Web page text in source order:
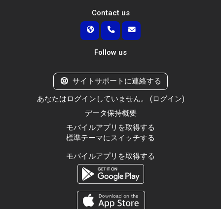
Contact us
Follow us
サイトサポートに連絡する
あなたはログインしていません。 (ログイン)
データ保持概要
モバイルアプリを取得する
標準テーマにスイッチする
モバイルアプリを取得する